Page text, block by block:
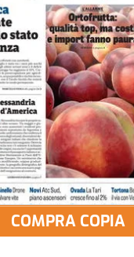
COMPRA COPIA